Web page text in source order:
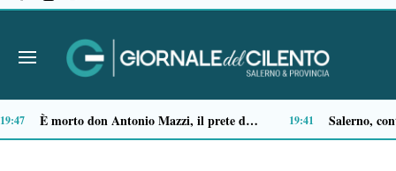
13:32 Ascea, Pietro D’Angiolillo: «La nuova giunta guarda al futuro, con gli occhi del passato» 13:11